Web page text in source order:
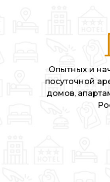
Опытных и
посуточной
домов,